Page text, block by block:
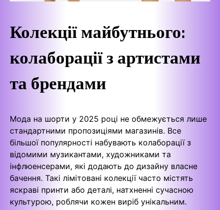
Колекції майбутнього:
колаборації з артистами
та брендами
Мода на шорти у 2025 році не обмежується лише
стандартними пропозиціями магазинів. Все
більшої популярності набувають колаборації з
відомими музикантами, художниками та
інфлюенсерами, які додають до дизайну власне
бачення. Такі лімітовані колекції часто містять
яскраві принти або деталі, натхненні сучасною
культурою, роблячи кожен виріб унікальним.